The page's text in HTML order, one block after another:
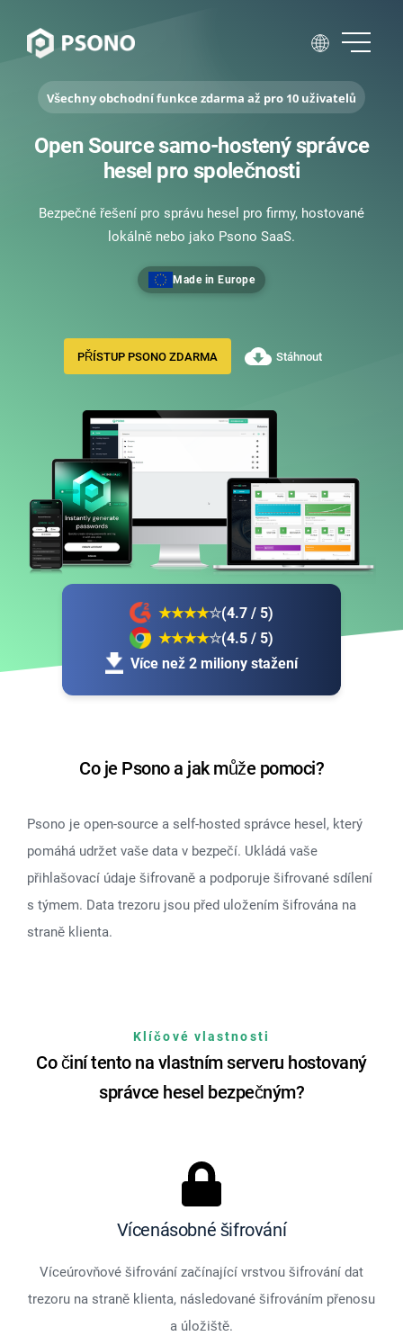
Všechny obchodní funkce zdarma až pro 10 uživatelů
Open Source samo-hostený správce
hesel pro společnosti
Bezpečné řešení pro správu hesel pro firmy, hostované
lokálně nebo jako Psono SaaS.
Made in Europe
PŘÍSTUP PSONO ZDARMA Stáhnout
★★★★☆(4.7 / 5)
★★★★☆(4.5 / 5)
Více než 2 miliony stažení
Co je Psono a jak může pomoci?
Psono je open-source a self-hosted správce hesel, který
pomáhá udržet vaše data v bezpečí. Ukládá vaše
přihlašovací údaje šifrovaně a podporuje šifrované sdílení
s týmem. Data trezoru jsou před uložením šifrována na
straně klienta.
Klíčové vlastnosti
Co činí tento na vlastním serveru hostovaný
správce hesel bezpečným?
Vícenásobné šifrování
Víceúrovňové šifrování začínající vrstvou šifrování dat
trezoru na straně klienta, následované šifrováním přenosu
a úložiště.